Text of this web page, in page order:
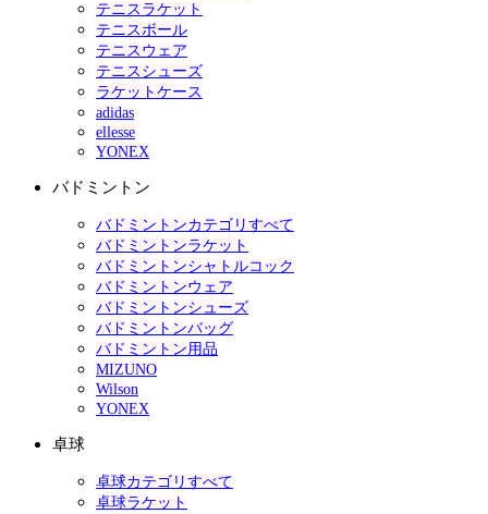
テニスラケット
テニスボール
テニスウェア
テニスシューズ
ラケットケース
adidas
ellesse
YONEX
バドミントン
バドミントンカテゴリすべて
バドミントンラケット
バドミントンシャトルコック
バドミントンウェア
バドミントンシューズ
バドミントンバッグ
バドミントン用品
MIZUNO
Wilson
YONEX
卓球
卓球カテゴリすべて
卓球ラケット